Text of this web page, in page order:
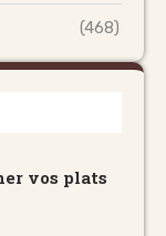
(468)
vos plats